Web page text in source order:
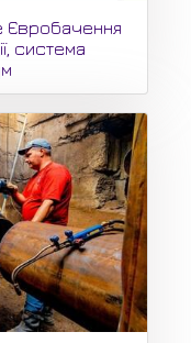
Євробачення
система